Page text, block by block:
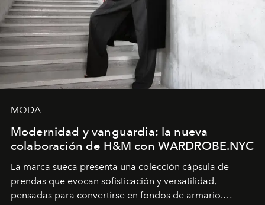
MODA
Modernidad y vanguardia: la nueva
colaboración de H&M con WARDROBE.NYC
La marca sueca presenta una colección cápsula de
prendas que evocan sofisticación y versatilidad,
pensadas para convertirse en fondos de armario.